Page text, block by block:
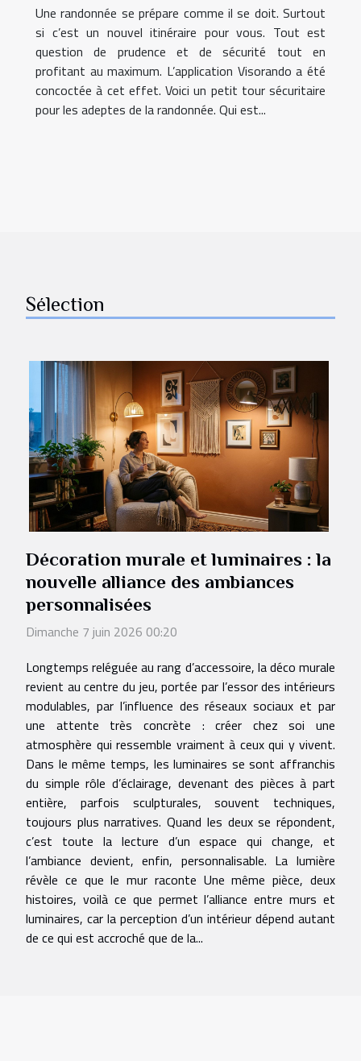
Une randonnée se prépare comme il se doit. Surtout
si c’est un nouvel itinéraire pour vous. Tout est
question de prudence et de sécurité tout en
profitant au maximum. L’application Visorando a été
concoctée à cet effet. Voici un petit tour sécuritaire
pour les adeptes de la randonnée. Qui est...
Sélection
Décoration murale et luminaires : la
nouvelle alliance des ambiances
personnalisées
Dimanche 7 juin 2026 00:20
Longtemps reléguée au rang d’accessoire, la déco murale
revient au centre du jeu, portée par l’essor des intérieurs
modulables, par l’influence des réseaux sociaux et par
une attente très concrète : créer chez soi une
atmosphère qui ressemble vraiment à ceux qui y vivent.
Dans le même temps, les luminaires se sont affranchis
du simple rôle d’éclairage, devenant des pièces à part
entière, parfois sculpturales, souvent techniques,
toujours plus narratives. Quand les deux se répondent,
c’est toute la lecture d’un espace qui change, et
l’ambiance devient, enfin, personnalisable. La lumière
révèle ce que le mur raconte Une même pièce, deux
histoires, voilà ce que permet l’alliance entre murs et
luminaires, car la perception d’un intérieur dépend autant
de ce qui est accroché que de la...